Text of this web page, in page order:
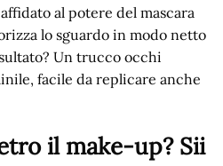
al potere del mascara
lo sguardo in modo netto
Un trucco occhi
facile da replicare anche
il make-up? Sii